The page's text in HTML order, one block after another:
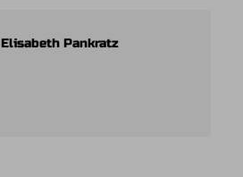
Elisabeth Pankratz